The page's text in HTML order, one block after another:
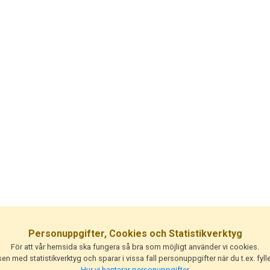
Personuppgifter, Cookies och Statistikverktyg
För att vår hemsida ska fungera så bra som möjligt använder vi cookies.
med statistikverktyg och sparar i vissa fall personuppgifter när du t.ex.